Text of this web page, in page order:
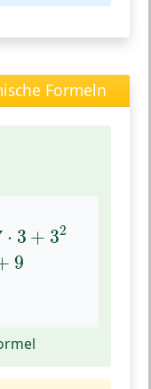
Formeln
⋅ 3 + 32
9
49 42